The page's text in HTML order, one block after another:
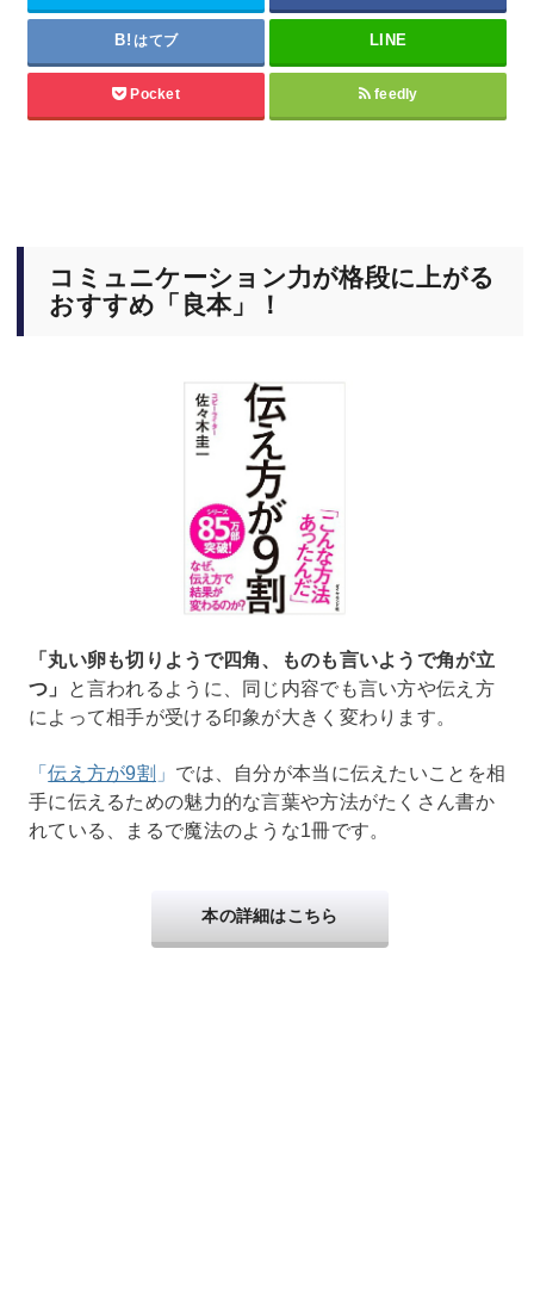
はてブ
Pocket feedly
コミュニケーション力が格段に上がる
おすすめ「良本」！
「丸い卵も切りようで四角、ものも言いようで角が立
つ」
と言われるように、同じ内容でも言い方や伝え方
によって相手が受ける印象が大きく変わります。
「伝え方が9割 」 では、自分が本当に伝えたいことを相
手に伝えるための魅力的な言葉や方法がたくさん書か
れている、まるで魔法のような1冊です。
本の詳細はこちら